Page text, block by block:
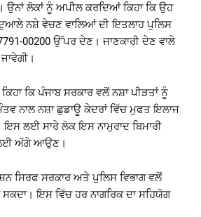
ਉਨਾਂ ਲੋਕਾਂ ਨੂੰ ਅਪੀਲ ਕਰਦਿਆਂ ਕਿਹਾ ਕਿ ਉਹ
ਨਸ਼ੇ ਵੇਚਣ ਵਾਲਿਆਂ ਦੀ ਇਤਲਾਹ ਪੁਲਿਸ
00200 ਉੱਪਰ ਦੇਣ। ਜਾਣਕਾਰੀ ਦੇਣ ਵਾਲੇ
ਕਿ ਪੰਜਾਬ ਸਰਕਾਰ ਵਲੋਂ ਨਸ਼ਾ ਪੀੜਤਾਂ ਨੂੰ
ਨਾਲ ਨਸ਼ਾ ਛੁਡਾਊ ਕੇਦਰਾਂ ਵਿੱਚ ਮੁਫਤ ਇਲਾਜ
ਇਸ ਲਈ ਸਾਰੇ ਲੋਕ ਇਸ ਨਾਮੁਰਾਦ ਬਿਮਾਰੀ
ਅੱਗੇ ਆਉਣ।
ਸਿਰਫ ਸਰਕਾਰ ਅਤੇ ਪੁਲਿਸ ਵਿਭਾਗ ਵਲੋਂ
ਇਸ ਵਿੱਚ ਹਰ ਨਾਗਰਿਕ ਦਾ ਸਹਿਯੋਗ